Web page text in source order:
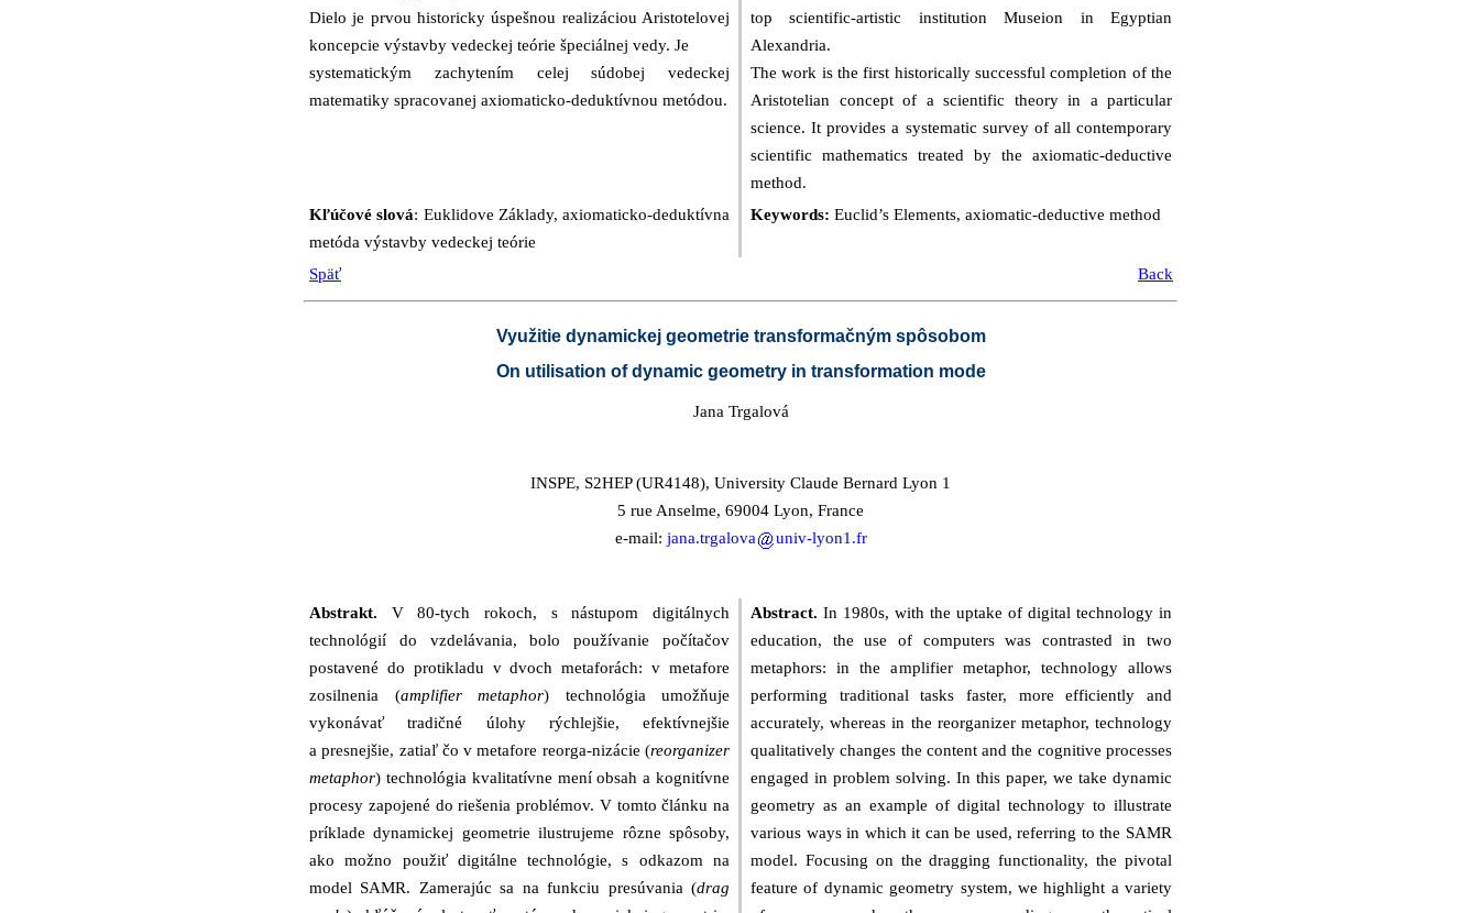
Dielo je prvou historicky úspešnou realizáciou Aristotelovej
koncepcie výstavby vedeckej teórie špeciálnej vedy. Je
systematickým zachytením celej súdobej vedeckej
matematiky spracovanej axiomaticko-deduktívnou metódou.
top scientific-artistic institution Museion in Egyptian
Alexandria.
The work is the first historically successful completion of the
Aristotelian concept of a scientific theory in a particular
science. It provides a systematic survey of all contemporary
scientific mathematics treated by the axiomatic-deductive
method.
Kľúčové slová: Euklidove Základy, axiomaticko-deduktívna
metóda výstavby vedeckej teórie
Keywords: Euclid’s Elements, axiomatic-deductive method
Späť Back
Využitie dynamickej geometrie transformačným spôsobom
On utilisation of dynamic geometry in transformation mode
Jana Trgalová
INSPE, S2HEP (UR4148), University Claude Bernard Lyon 1
5 rue Anselme, 69004 Lyon, France
e-mail: jana.trgalova univ-lyon1.fr
Abstrakt. V 80-tych rokoch, s nástupom digitálnych
technológií do vzdelávania, bolo používanie počítačov
postavené do protikladu v dvoch metaforách: v metafore
zosilnenia (amplifier metaphor) technológia umožňuje
vykonávať tradičné úlohy rýchlejšie, efektívnejšie
a presnejšie, zatiaľ čo v metafore reorga-nizácie (reorganizer
metaphor) technológia kvalitatívne mení obsah a kognitívne
procesy zapojené do riešenia problémov. V tomto článku na
príklade dynamickej geometrie ilustrujeme rôzne spôsoby,
ako možno použiť digitálne technológie, s odkazom na
model SAMR. Zamerajúc sa na funkciu presúvania (drag
Abstract. In 1980s, with the uptake of digital technology in
education, the use of computers was contrasted in two
metaphors: in the amplifier metaphor, technology allows
performing traditional tasks faster, more efficiently and
accurately, whereas in the reorganizer metaphor, technology
qualitatively changes the content and the cognitive processes
engaged in problem solving. In this paper, we take dynamic
geometry as an example of digital technology to illustrate
various ways in which it can be used, referring to the SAMR
model. Focusing on the dragging functionality, the pivotal
feature of dynamic geometry system, we highlight a variety